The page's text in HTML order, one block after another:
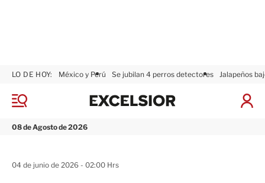
M
n
08 de Agosto de 2026
LO DE HOY: México y Perú Se jubilan 4 perros detectores Jalapeños
I
x
04 de junio de 2026 - 02:00 Hrs